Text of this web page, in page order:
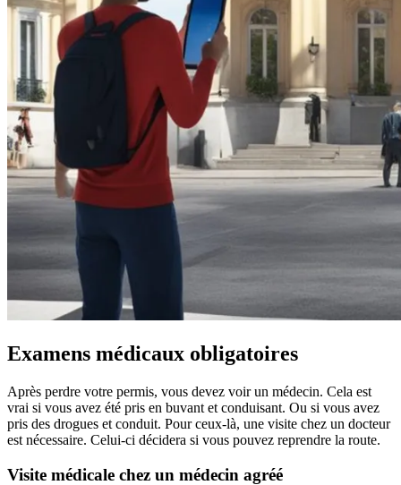
Examens médicaux obligatoires
Après perdre votre permis, vous devez voir un médecin. Cela est
vrai si vous avez été pris en buvant et conduisant. Ou si vous avez
pris des drogues et conduit. Pour ceux-là, une visite chez un docteur
est nécessaire. Celui-ci décidera si vous pouvez reprendre la route.
Visite médicale chez un médecin agréé